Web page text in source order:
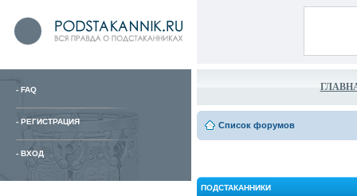
- FAQ
- РЕГИСТРАЦИЯ
- ВХОД
Список форумов
ПОДСТАКАННИКИ